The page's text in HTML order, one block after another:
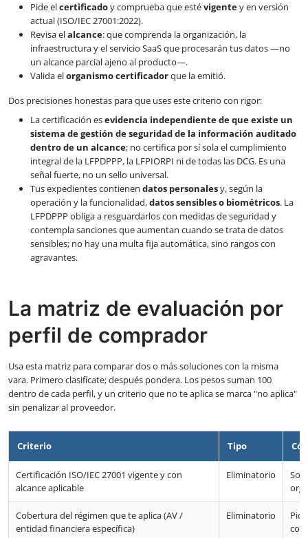
Pide elcertificadoy comprueba que estévigentey en versión
actual (ISO/IEC 27001:2022).
Revisa elalcance: que comprenda la organización, la
infraestructura y el servicio SaaS que procesarán tus datos —no
un alcance parcial ajeno al producto—.
Valida elorganismo certificadorque la emitió.
Dos precisiones honestas para que uses este criterio con rigor:
La certificación esevidencia independiente de que existe un
sistema de gestión de seguridad de la información auditado
dentro de un alcance; no certifica por sí sola el cumplimiento
integral de la LFPDPPP, la LFPIORPI ni de todas las DCG. Es una
señal fuerte, no un sello universal.
Tus expedientes contienen datos personalesy, según la
operación y la funcionalidad,datos sensibles o biométricos. La
LFPDPPP obliga a resguardarlos con medidas de seguridad y
contempla sanciones que aumentan cuando se trata de datos
sensibles; no hay una multa fija automática, sino rangos con
agravantes.
La matriz de evaluación por
perfil de comprador
Usa esta matriz para comparar dos o más soluciones con la misma
vara. Primero clasifícate; después pondera. Los pesos suman 100
dentro de cada perfil, y un criterio que no te aplica se marca "no aplica"
sin penalizar al proveedor.
Criterio Tipo
Certificación ISO/IEC 27001 vigente y con
alcance aplicable
Eliminatorio
Cobertura del régimen que te aplica (AV /
entidad financiera específica)
Eliminatorio